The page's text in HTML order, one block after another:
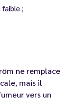
;
ne remplace
mais il
vers un